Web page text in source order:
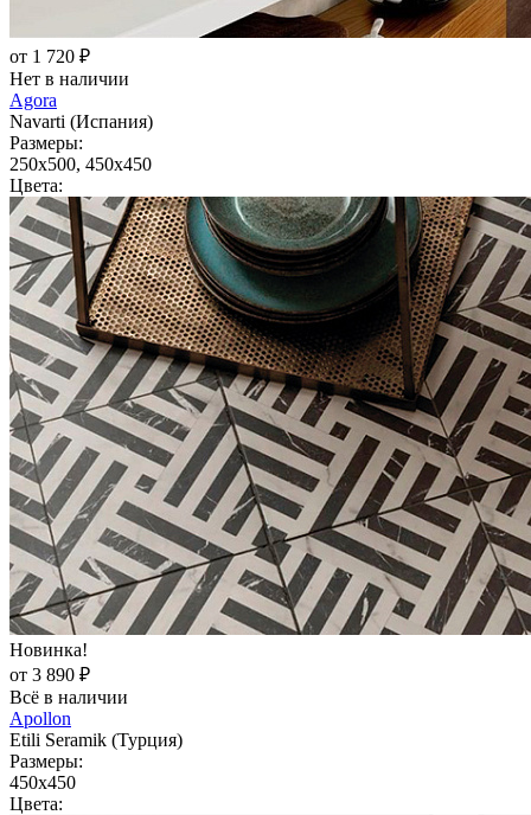
от 1 720 ₽
Нет в наличии
Agora
Navarti (Испания)
Размеры:
250x500, 450x450
Цвета:
Новинка!
от 3 890 ₽
Всё в наличии
Apollon
Etili Seramik (Турция)
Размеры:
450x450
Цвета: